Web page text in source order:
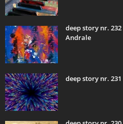
deep story nr.
Andrale
deep story nr.